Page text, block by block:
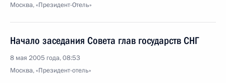
Москва, «Президент-Отель»
Начало заседания Совета глав государств СНГ
8 мая 2005 года, 08:53
Москва, «Президент-отель»